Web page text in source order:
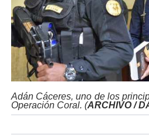
Adán Cáceres, uno de los
Operación Coral. (ARCHIVO /